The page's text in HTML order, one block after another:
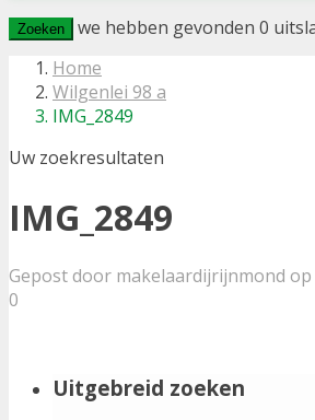
Zoeken we hebben gevonden 0
Home
Wilgenlei 98 a
IMG_2849
Uw zoekresultaten
IMG_2849
Gepost door makelaardijrijnmond op
0
Uitgebreid zoeken